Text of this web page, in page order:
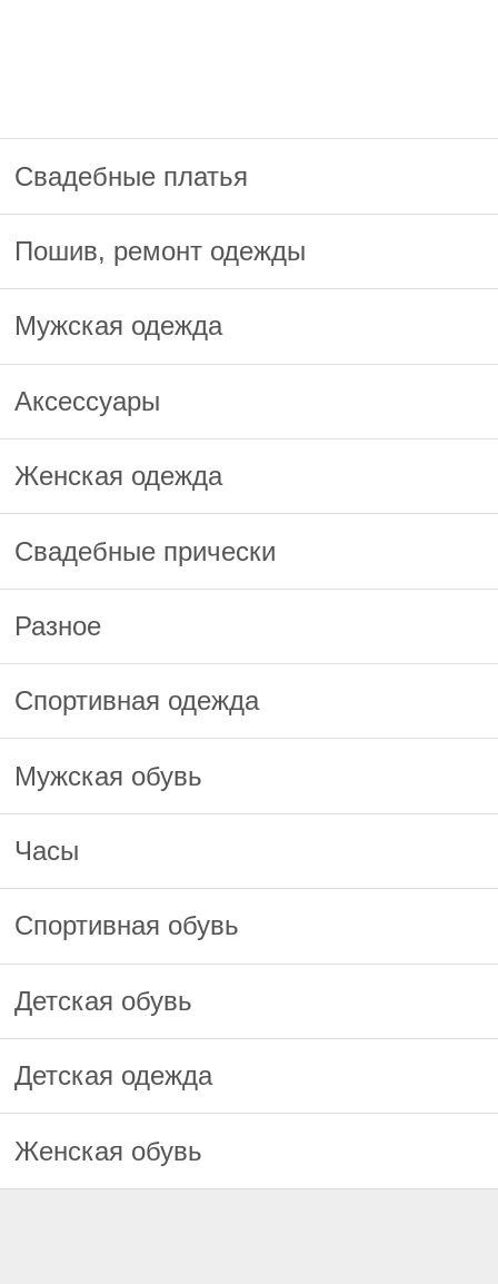
Свадебные платья
Пошив, ремонт одежды
Мужская одежда
Аксессуары
Женская одежда
Свадебные прически
Разное
Спортивная одежда
Мужская обувь
Часы
Спортивная обувь
Детская обувь
Детская одежда
Женская обувь